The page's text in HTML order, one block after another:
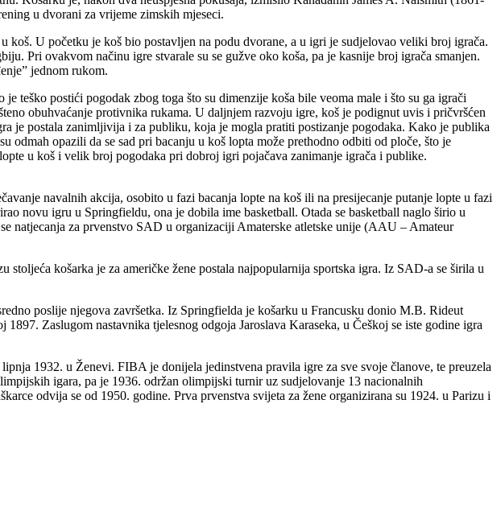
u dvorani za vrijeme zimskih mjeseci.
U početku je koš bio postavljen na podu dvorane, a u igri je sudjelovao veliki broj igrača.
Pri ovakvom načinu igre stvarale su se gužve oko koša, pa je kasnije broj igrača smanjen.
jednom rukom.
teško postići pogodak zbog toga što su dimenzije koša bile veoma male i što su ga igrači
obuhvaćanje protivnika rukama. U daljnjem razvoju igre, koš je podignut uvis i pričvršćen
je postala zanimljivija i za publiku, koja je mogla pratiti postizanje pogodaka. Kako je publika
odmah opazili da se sad pri bacanju u koš lopta može prethodno odbiti od ploče, što je
u koš i velik broj pogodaka pri dobroj igri pojačava zanimanje igrača i publike.
navalnih akcija, osobito u fazi bacanja lopte na koš ili na presijecanje putanje lopte u fazi
novu igru u Springfieldu, ona je dobila ime basketball. Otada se basketball naglo širio u
natjecanja za prvenstvo SAD u organizaciji Amaterske atletske unije (AAU – Amateur
košarka je za američke žene postala najpopularnija sportska igra. Iz SAD-a se širila u
poslije njegova završetka. Iz Springfielda je košarku u Francusku donio M.B. Rideut
Zaslugom nastavnika tjelesnog odgoja Jaroslava Karaseka, u Češkoj se iste godine igra
1932. u Ženevi. FIBA je donijela jedinstvena pravila igre za sve svoje članove, te preuzela
igara, pa je 1936. održan olimpijski turnir uz sudjelovanje 13 nacionalnih
odvija se od 1950. godine. Prva prvenstva svijeta za žene organizirana su 1924. u Parizu i